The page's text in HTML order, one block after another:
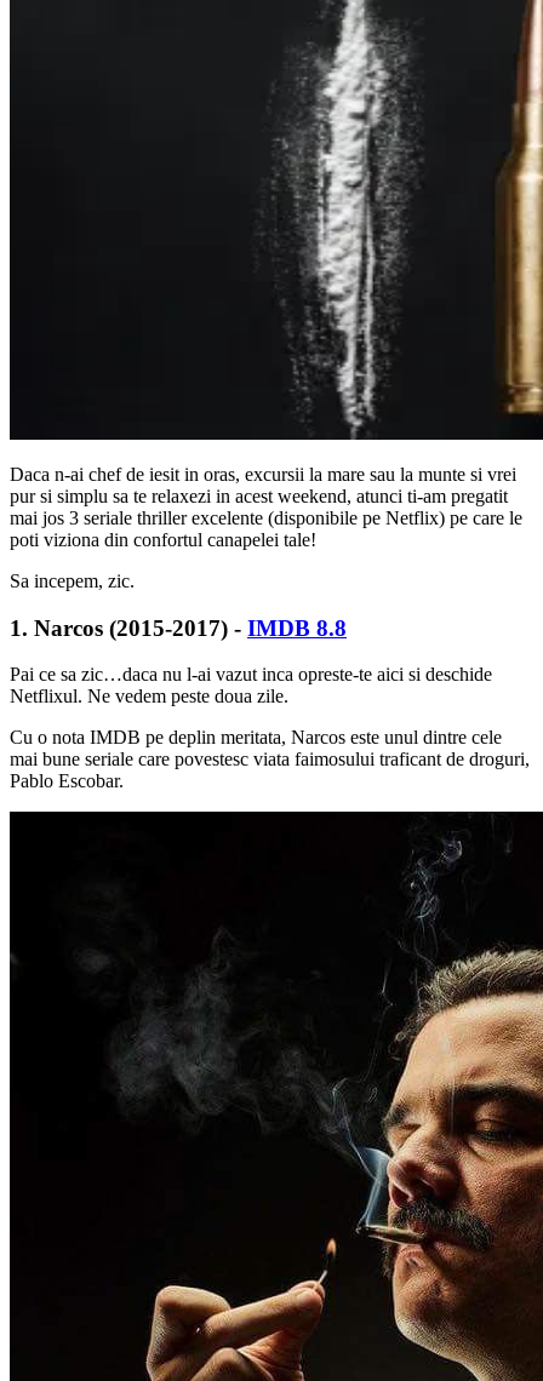
Daca n-ai chef de iesit in oras, excursii la mare sau la munte si vrei
pur si simplu sa te relaxezi in acest weekend, atunci ti-am pregatit
mai jos 3 seriale thriller excelente (disponibile pe Netflix) pe care le
poti viziona din confortul canapelei tale!
Sa incepem, zic.
1. Narcos (2015-2017) - IMDB 8.8
Pai ce sa zic…daca nu l-ai vazut inca opreste-te aici si deschide
Netflixul. Ne vedem peste doua zile.
Cu o nota IMDB pe deplin meritata, Narcos este unul dintre cele
mai bune seriale care povestesc viata faimosului traficant de droguri,
Pablo Escobar.